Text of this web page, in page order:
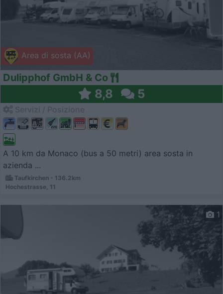
Area di sosta (AA)
Dulipphof GmbH & Co
8,8 5
A 10 km da Monaco (bus a 50 metri) area sosta in
azienda ...
Taufkirchen - 136.2km
Hochestrasse, 11
1